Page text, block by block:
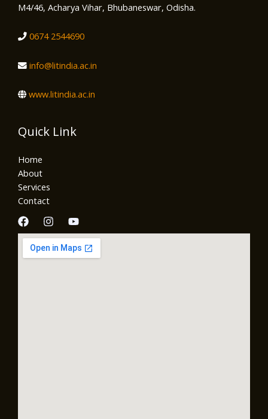
M4/46, Acharya Vihar, Bhubaneswar, Odisha.
0674 2544690
info@litindia.ac.in
www.litindia.ac.in
Quick Link
Home
About
Services
Contact